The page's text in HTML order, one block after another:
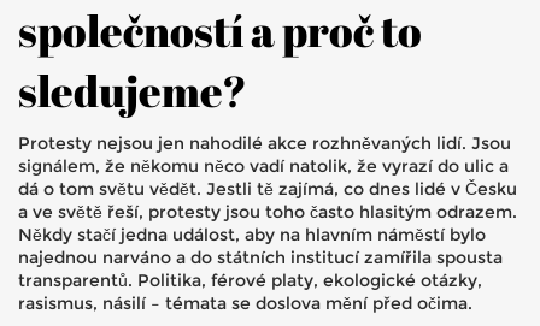
společností a proč to
sledujeme?
Protesty nejsou jen nahodilé akce rozhněvaných lidí. Jsou
signálem, že někomu něco vadí natolik, že vyrazí do ulic a
dá o tom světu vědět. Jestli tě zajímá, co dnes lidé v Česku
a ve světě řeší, protesty jsou toho často hlasitým odrazem.
Někdy stačí jedna událost, aby na hlavním náměstí bylo
najednou narváno a do státních institucí zamířila spousta
transparentů. Politika, férové platy, ekologické otázky,
rasismus, násilí – témata se doslova mění před očima.